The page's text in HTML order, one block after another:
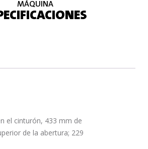
MÁQUINA
el cinturón, 433 mm de
de la abertura; 229